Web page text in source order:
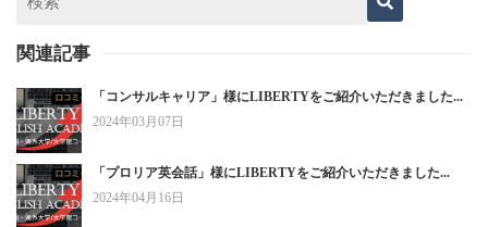
関連記事
「コンサルキャリア」様にLIBERTYをご紹介いただきました...
2024年03月07日
「プロリア英会話」様にLIBERTYをご紹介いただきました...
2024年04月16日